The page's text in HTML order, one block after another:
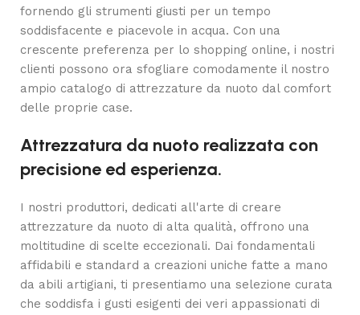
fornendo gli strumenti giusti per un tempo
soddisfacente e piacevole in acqua. Con una
crescente preferenza per lo shopping online, i nostri
clienti possono ora sfogliare comodamente il nostro
ampio catalogo di attrezzature da nuoto dal comfort
delle proprie case.
Attrezzatura da nuoto realizzata con
precisione ed esperienza.
I nostri produttori, dedicati all'arte di creare
attrezzature da nuoto di alta qualità, offrono una
moltitudine di scelte eccezionali. Dai fondamentali
affidabili e standard a creazioni uniche fatte a mano
da abili artigiani, ti presentiamo una selezione curata
che soddisfa i gusti esigenti dei veri appassionati di